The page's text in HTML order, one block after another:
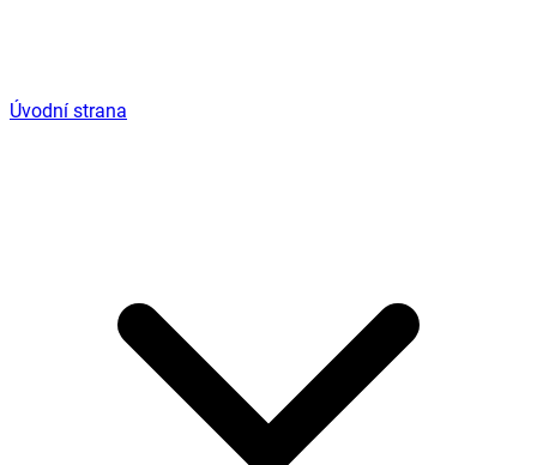
Úvodní strana